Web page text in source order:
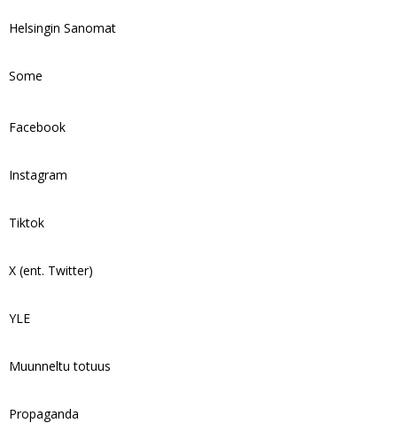
Helsingin Sanomat
Some
Facebook
Instagram
Tiktok
X (ent. Twitter)
YLE
Muunneltu totuus
Propaganda